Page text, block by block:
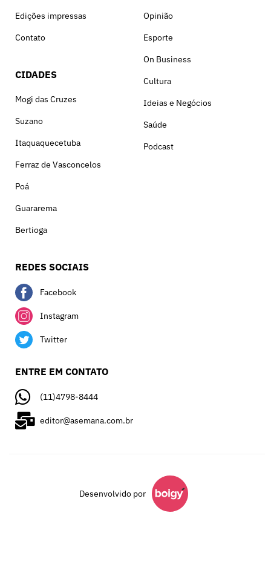
Edições impressas
Contato
CIDADES
Mogi das Cruzes
Suzano
Itaquaquecetuba
Ferraz de Vasconcelos
Poá
Guararema
Bertioga
Opinião
Esporte
On Business
Cultura
Ideias e Negócios
Saúde
Podcast
REDES SOCIAIS
Facebook
Instagram
Twitter
ENTRE EM CONTATO
(11)4798-8444
editor@asemana.com.br
Desenvolvido por